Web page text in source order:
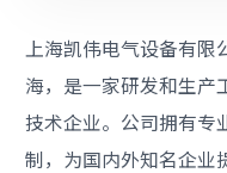
上海凯伟电气设备有
海，是一家研发和生产
技术企业。公司拥有专
制，为国内外知名企业